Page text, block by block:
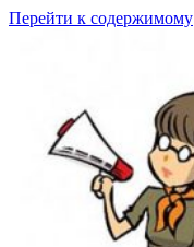
Перейти к содержимому